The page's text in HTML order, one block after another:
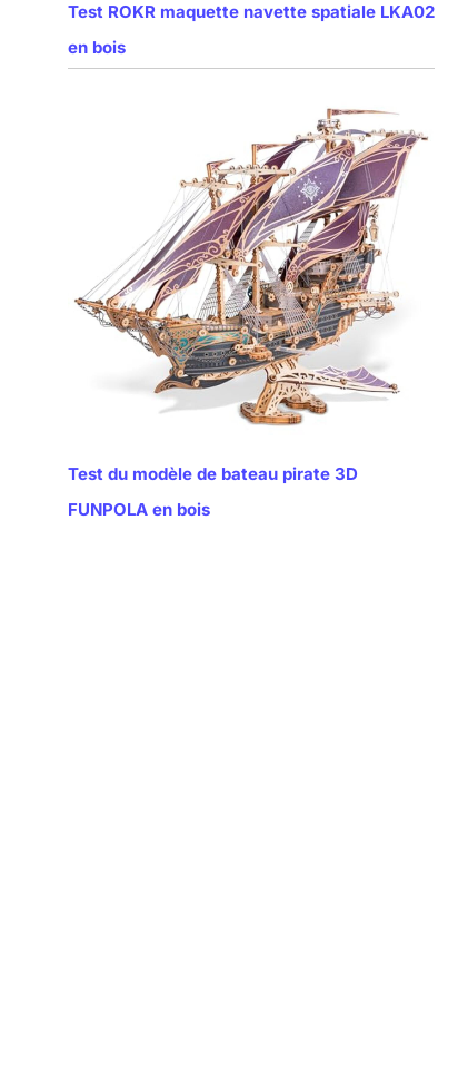
Test ROKR maquette navette spatiale LKA02
en bois
Test du modèle de bateau pirate 3D
FUNPOLA en bois